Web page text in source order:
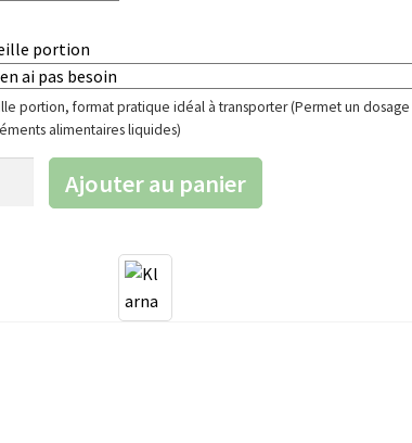
portion
portion, format pratique idéal à transporter (Permet un
alimentaires liquides)
Ajouter au panier